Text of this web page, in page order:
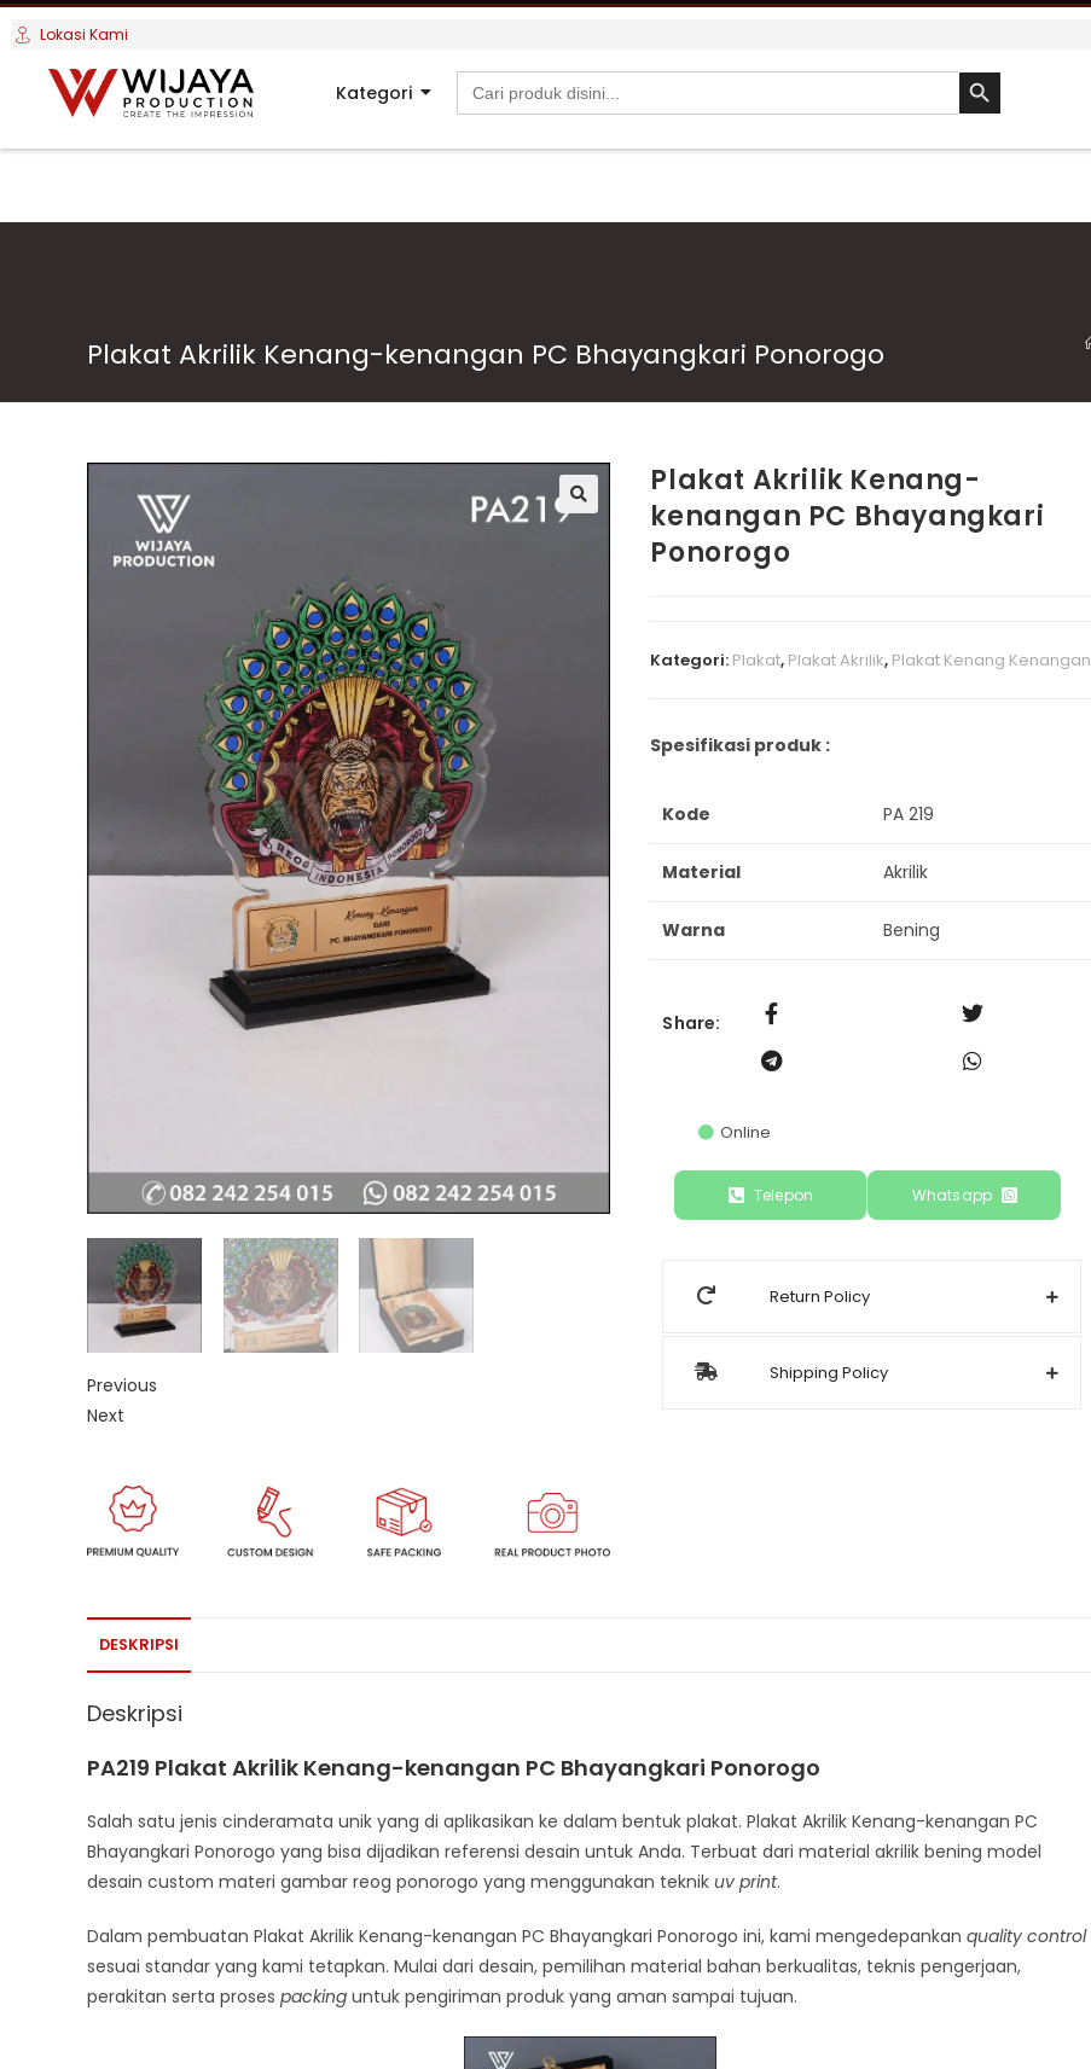
Lokasi Kami
Kategori
Search
for:
SEARCH BUTTON
Plakat Akrilik Kenang-kenangan PC Bhayangkari Ponorogo
Previous
Next
Plakat Akrilik Kenang-
kenangan PC Bhayangkari
Ponorogo
Kategori: Plakat, Plakat Akrilik, Plakat Kenang Kenangan
Spesifikasi produk :
Kode PA 219
Material Akrilik
Warna Bening
Share:
Online
Telepon Whatsapp
Return Policy
Shipping Policy
DESKRIPSI
Deskripsi
PA219 Plakat Akrilik Kenang-kenangan PC Bhayangkari Ponorogo
Salah satu jenis cinderamata unik yang di aplikasikan ke dalam bentuk plakat. Plakat Akrilik Kenang-kenangan PC
Bhayangkari Ponorogo yang bisa dijadikan referensi desain untuk Anda. Terbuat dari material akrilik bening model
desain custom materi gambar reog ponorogo yang menggunakan teknik uv print.
Dalam pembuatan Plakat Akrilik Kenang-kenangan PC Bhayangkari Ponorogo ini, kami mengedepankan quality control
sesuai standar yang kami tetapkan. Mulai dari desain, pemilihan material bahan berkualitas, teknis pengerjaan,
perakitan serta proses packing untuk pengiriman produk yang aman sampai tujuan.